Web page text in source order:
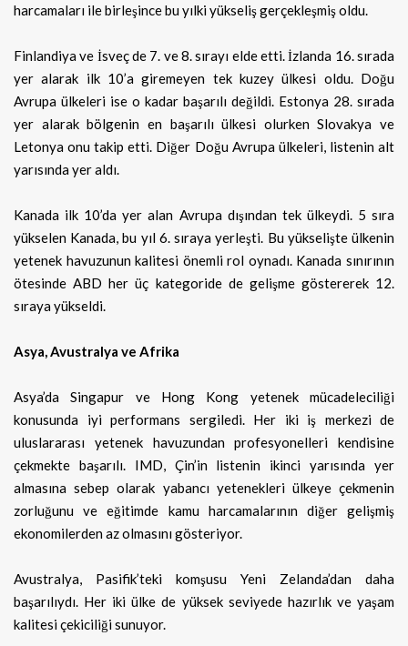
harcamaları ile birleşince bu yılki yükseliş gerçekleşmiş oldu.
Finlandiya ve İsveç de 7. ve 8. sırayı elde etti. İzlanda 16. sırada
yer alarak ilk 10’a giremeyen tek kuzey ülkesi oldu. Doğu
Avrupa ülkeleri ise o kadar başarılı değildi. Estonya 28. sırada
yer alarak bölgenin en başarılı ülkesi olurken Slovakya ve
Letonya onu takip etti. Diğer Doğu Avrupa ülkeleri, listenin alt
yarısında yer aldı.
Kanada ilk 10’da yer alan Avrupa dışından tek ülkeydi. 5 sıra
yükselen Kanada, bu yıl 6. sıraya yerleşti. Bu yükselişte ülkenin
yetenek havuzunun kalitesi önemli rol oynadı. Kanada sınırının
ötesinde ABD her üç kategoride de gelişme göstererek 12.
sıraya yükseldi.
Asya, Avustralya ve Afrika
Asya’da Singapur ve Hong Kong yetenek mücadeleciliği
konusunda iyi performans sergiledi. Her iki iş merkezi de
uluslararası yetenek havuzundan profesyonelleri kendisine
çekmekte başarılı. IMD, Çin’in listenin ikinci yarısında yer
almasına sebep olarak yabancı yetenekleri ülkeye çekmenin
zorluğunu ve eğitimde kamu harcamalarının diğer gelişmiş
ekonomilerden az olmasını gösteriyor.
Avustralya, Pasifik’teki komşusu Yeni Zelanda’dan daha
başarılıydı. Her iki ülke de yüksek seviyede hazırlık ve yaşam
kalitesi çekiciliği sunuyor.